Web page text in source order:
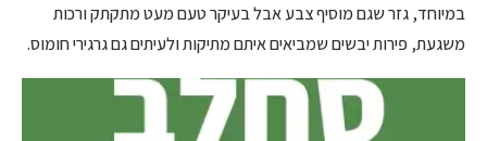
במיוחד, גזר שגם מוסיף צבע אבל בעיקר טעם מעט מתקתק ורכות
משגעת, פירות יבשים שמביאים איתם מתיקות ולעיתים גם גרגירי חומוס.